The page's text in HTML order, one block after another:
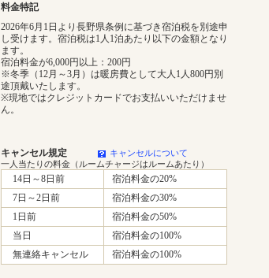
料金特記
2026年6月1日より長野県条例に基づき宿泊税を別途申
し受けます。宿泊税は1人1泊あたり以下の金額となり
ます。
宿泊料金が6,000円以上：200円
※冬季（12月～3月）は暖房費として大人1人800円別
途頂戴いたします。
※現地ではクレジットカードでお支払いいただけませ
ん。
キャンセル規定
キャンセルについて
一人当たりの料金（ルームチャージはルームあたり）
14日～8日前
宿泊料金の20%
7日～2日前
宿泊料金の30%
1日前
宿泊料金の50%
当日
宿泊料金の100%
無連絡キャンセル
宿泊料金の100%